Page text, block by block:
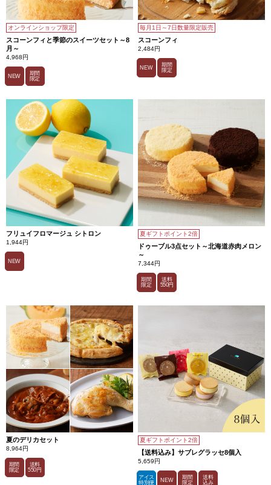
オンラインショップ限定
スコーンフィと季節のスイーツセット～8
月～
4,968円
NEW
期間
限定
毎月1日～7日数量限定販売
スコーンフィ
2,484円
NEW
期間
限定
フリュイフロマージュ シトロン
1,944円
NEW
夏ギフトポイント2倍
ドゥーブル3点セット～北海道赤肉メロン
～
7,344円
期間
限定
送料
550円
夏のデリカセット
8,964円
期間
限定
送料
550円
夏ギフトポイント2倍
【送料込み】サブレグラッセ8個入
5,659円
アイス
特別便
NEW
期間
限定
送料
込み